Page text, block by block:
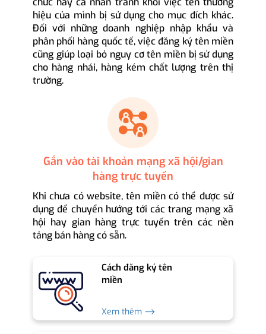
hiệu của mình bị sử dụng cho mục đích khác.
Đối với những doanh nghiệp nhập khẩu và
phân phối hàng quốc tế, việc đăng ký tên miền
cũng giúp loại bỏ nguy cơ tên miền bị sử dụng
cho hàng nhái, hàng kém chất lượng trên thị
trường.
Gắn vào tài khoản mạng xã hội/gian
hàng trực tuyến
Khi chưa có website, tên miền có thể được sử
dụng để chuyển hướng tới các trang mạng xã
hội hay gian hàng trực tuyến trên các nền
tảng bán hàng có sẵn.
Cách đăng ký tên
miền
Xem thêm ⟶